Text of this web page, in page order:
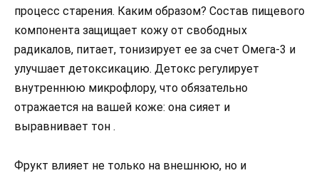
процесс старения. Каким образом? Состав пищевого
компонента защищает кожу от свободных
радикалов, питает, тонизирует ее за счет Омега-3 и
улучшает детоксикацию. Детокс регулирует
внутреннюю микрофлору, что обязательно
отражается на вашей коже: она сияет и
выравнивает тон .
Фрукт влияет не только на внешнюю, но и